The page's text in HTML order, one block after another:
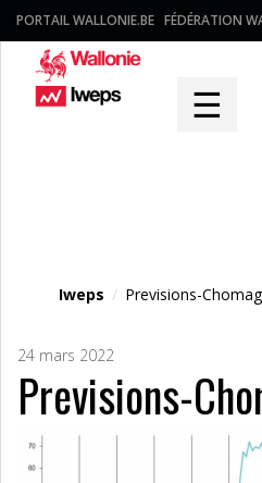
PORTAIL WALLONIE.BE FÉDÉRATION
☰
Iweps / Previsions-
24 mars 2022
Previsions-